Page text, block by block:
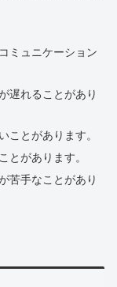
ミュニケーション
遅れることがあり
ことがあります。
とがあります。
苦手なことがあり